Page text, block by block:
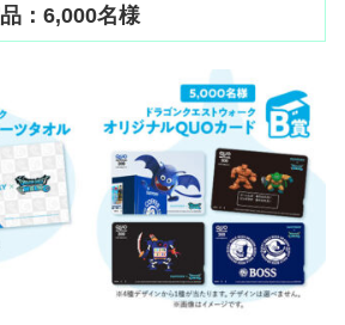
：6,000名様